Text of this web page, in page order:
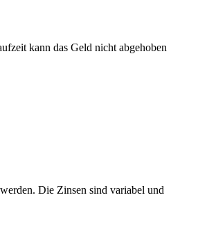
kann das Geld nicht abgehoben
Die Zinsen sind variabel und